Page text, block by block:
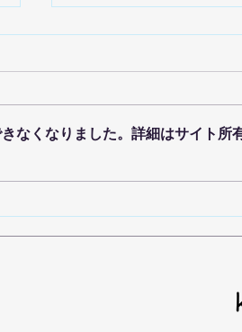
管理栄養士のお料理教
なくなりました。詳細はサイト所